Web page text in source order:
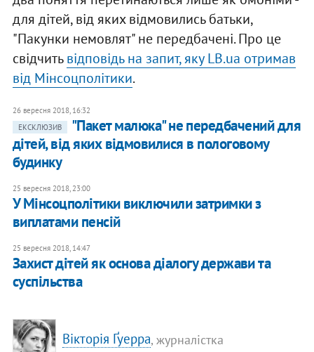
для дітей, від яких відмовились батьки,
"Пакунки немовлят" не передбачені. Про це
свідчитьвідповідь на запит, яку LB.ua отримав
від Мінсоцполітики.
26 вересня 2018, 16:32
ЕКСКЛЮЗИВ
"Пакет малюка" не передбачений для
дітей, від яких відмовилися в пологовому
будинку
25 вересня 2018, 23:00
У Мінсоцполітики виключили затримки з
виплатами пенсій
25 вересня 2018, 14:47
Захист дітей як основа діалогу держави та
суспільства
Вікторія Ґуерра, журналістка